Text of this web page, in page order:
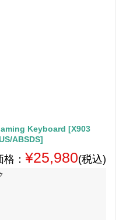
Keyboard [X903
ABSDS]
： ¥25,980(税込)